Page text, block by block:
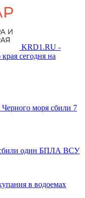
KRD1.RU -
сегодня на
моря сбили 7
сбили один БПЛА ВСУ
в водоемах